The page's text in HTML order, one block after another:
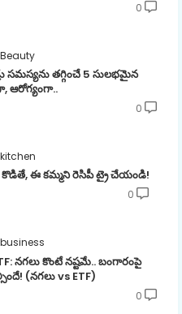
0
Beauty
సమస్యను తగ్గించే 5 సులభమైన
ఆరోగ్యంగా..
0
kitchen
ఈ కమ్మని రెసిపీ ట్రై చేయండి!
0
business
నగలు కొంటే నష్టమే.. బంగారంపై
(నగలు vs ETF)
0